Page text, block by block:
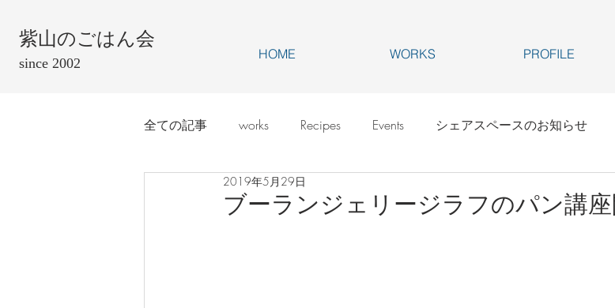
紫山のごはん会
since 2002
HOME WORKS PROFILE
全ての記事 works Recipes Events シェアスペースのお知らせ
ブーランジェリージラフのパン講座
2019年5月29日